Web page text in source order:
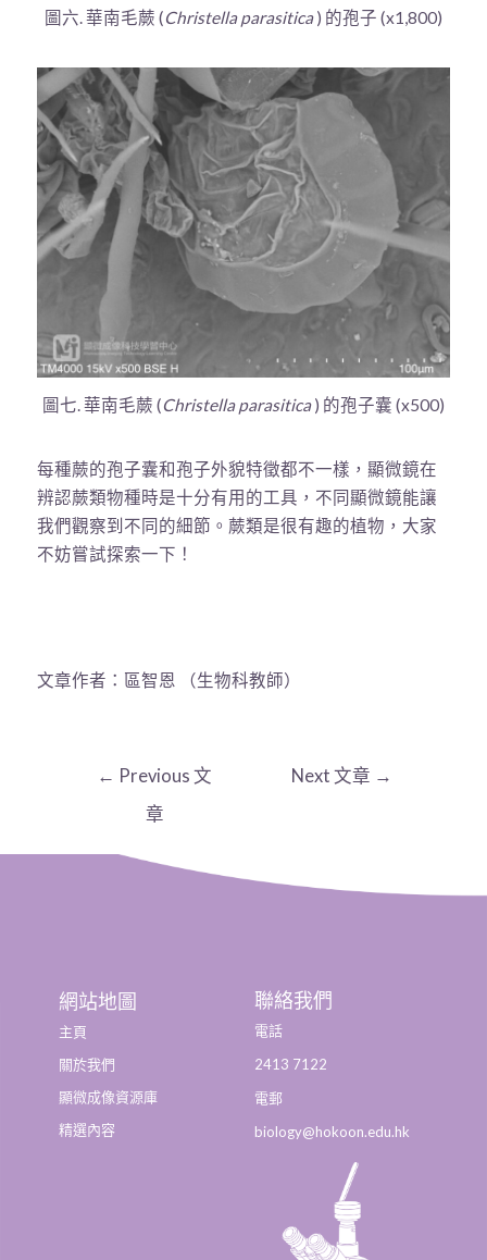
圖六. 華南毛蕨 (Christella parasitica) 的孢子 (x1,800)
圖七. 華南毛蕨 (Christella parasitica) 的孢子囊 (x500)
每種蕨的孢子囊和孢子外貌特徵都不一樣，顯微鏡在
辨認蕨類物種時是十分有用的工具，不同顯微鏡能讓
我們觀察到不同的細節。蕨類是很有趣的植物，大家
不妨嘗試探索一下！
文章作者：區智恩 （生物科教師）
← Previous 文
章
Next 文章 →
網站地圖
主頁
關於我們
顯微成像資源庫
精選內容
聯絡我們
電話
2413 7122
電郵
biology@hokoon.edu.hk​